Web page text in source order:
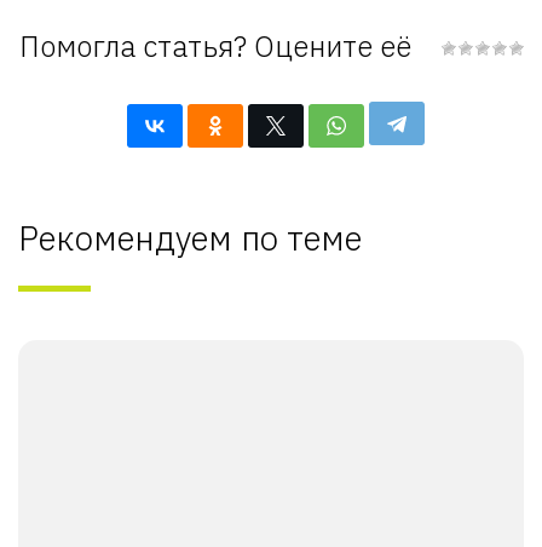
Помогла статья? Оцените её
Рекомендуем по теме